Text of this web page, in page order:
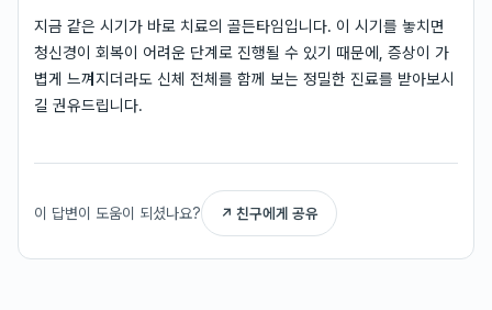
지금 같은 시기가 바로 치료의 골든타임입니다. 이 시기를 놓치면
청신경이 회복이 어려운 단계로 진행될 수 있기 때문에, 증상이 가
볍게 느껴지더라도 신체 전체를 함께 보는 정밀한 진료를 받아보시
길 권유드립니다.
이 답변이 도움이 되셨나요? ↗ 친구에게 공유